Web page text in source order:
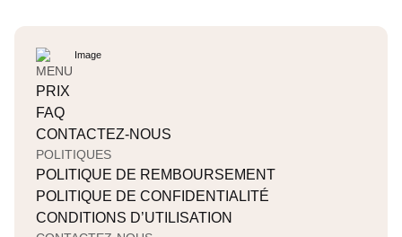
MENU
PRIX
FAQ
CONTACTEZ-NOUS
POLITIQUES
POLITIQUE DE REMBOURSEMENT
POLITIQUE DE CONFIDENTIALITÉ
CONDITIONS D’UTILISATION